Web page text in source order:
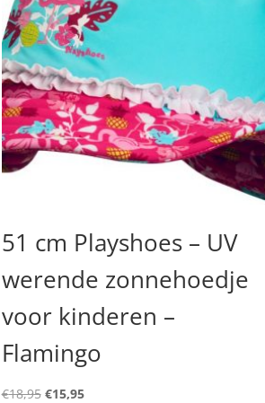
51 cm Playshoes – UV
werende zonnehoedje
voor kinderen –
Flamingo
€18,95 Oorspronkelijke
€15,95Huidige